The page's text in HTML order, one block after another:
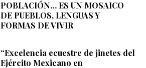
POBLACIÓN… ES UN MOSAICO
DE PUEBLOS, LENGUAS Y
FORMAS DE VIVIR
“Excelencia ecuestre de jinetes del
Ejército Mexicano en